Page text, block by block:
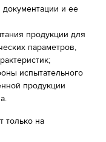
и ее
продукции для
параметров,
испытательного
продукции
только на